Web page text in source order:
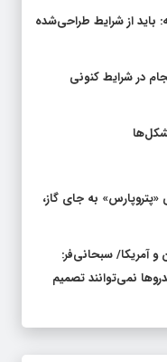
باید از شرایط طراحی‌شده
در شرایط کنونی
به جای گاز،
و آمریکا/ سبحانی‌فر:
نمی‌توانند تصمیم